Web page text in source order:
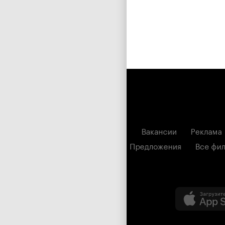
Вакансии Реклама
Предложения
Все